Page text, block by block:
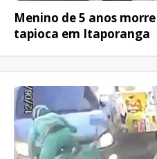
Menino de 5 anos
tapioca em Itaporanga